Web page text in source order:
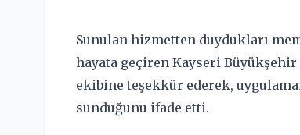
Sunulan hizmetten duydukları
hayata geçiren Kayseri Büyükşehir
ekibine teşekkür ederek,
sunduğunu ifade etti.